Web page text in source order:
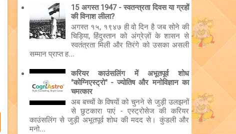
15 अगस्त 1947 - स्वतन्त्रता दिवस या ग्रहों
की विनाश लीला?
अगस्त १५, १९४७ ही वो दिन है जब सोने की
चिड़िया, हिंदुस्तान को अंग्रेज़ों के शासन से
स्वतंत्रता मिली और तिरंगे को उसका असली
सम्मान प्राप्त ह...
करियर काउंसलिंग में अभूतपूर्व शोध
"कोग्निएस्ट्रो" - ज्योतिष और मनोविज्ञान का
चमत्कार
अब बच्चों के विषयों को चुनने से जुड़ी उलझनों
से छुटकारा पाएं - एस्ट्रोसेज की करियर
काउंसलिंग से जुड़ी अभूतपूर्व शोध की मदद से। कुंडली और
मनो...